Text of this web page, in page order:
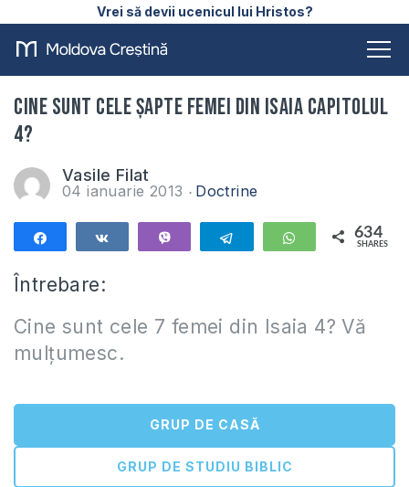
Vrei să devii ucenicul lui Hristos?
Cine sunt cele șapte femei din Isaia capitolul
4?
Vasile Filat
04 ianuarie 2013 Doctrine
Telegram WhatsApp
634
SHARES
Întrebare:
Cine sunt cele 7 femei din Isaia 4? Vă
mulțumesc.
GRUP DE CASĂ
GRUP DE STUDIU BIBLIC